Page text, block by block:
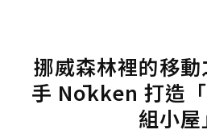
挪威森林裡的移
手 Nōkken 打造
組小屋